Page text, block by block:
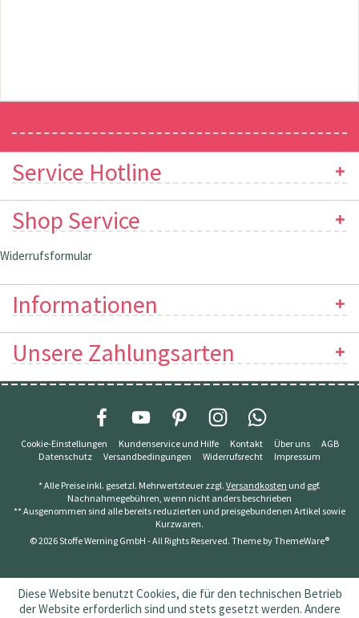
Service Hotline
Shop Service
Widerrufsformular
Informationen
Unsere Zahlungsarten
Cookie-Einstellungen Kundenservice und Hilfe Kontakt Über uns
AGB
Datenschutz
Versandbedingungen Widerrufsrecht Impressum
* Alle Preise inkl. gesetzl. Mehrwertsteuer zzgl. Versandkosten und ggf.
Nachnahmegebühren, wenn nicht anders beschrieben
** Ausgenommen sind alle bereits reduzierten und preisgebundenen Artikel sowie
Kurzwaren.
© 2026 Stoffe Werning GmbH - All Rights Reserved. Theme byThemeWare®
Diese Website benutzt Cookies, die für den technischen Betrieb
der Website erforderlich sind und stets gesetzt werden. Andere